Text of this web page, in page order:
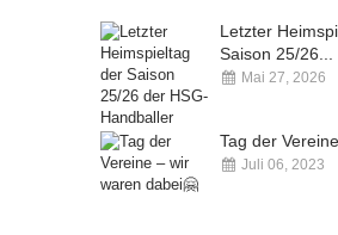
Letzter
Saison 25/26...
Mai 27, 2026
Tag der
Juli 06, 2023